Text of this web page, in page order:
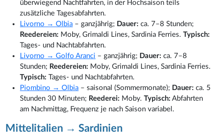
überwiegend Nachtfahrten, in der Hochsaison teils
zusätzliche Tagesabfahrten.
Livorno → Olbia – ganzjährig; Dauer: ca. 7–8 Stunden;
Reedereien: Moby, Grimaldi Lines, Sardinia Ferries.Typisch:
Tages- und Nachtabfahrten.
Livorno → Golfo Aranci – ganzjährig; Dauer: ca. 7–8
Stunden; Reedereien: Moby, Grimaldi Lines, Sardinia Ferries.
Typisch: Tages- und Nachtabfahrten.
Piombino → Olbia – saisonal (Sommermonate); Dauer: ca. 5
Stunden 30 Minuten; Reederei: Moby.Typisch: Abfahrten
am Nachmittag, Frequenz je nach Saison variabel.
Mittelitalien → Sardinien